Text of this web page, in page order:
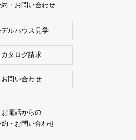
約・お問い合わせ
デルハウス見学
カタログ請求
お問い合わせ
お電話からの
約・お問い合わせ